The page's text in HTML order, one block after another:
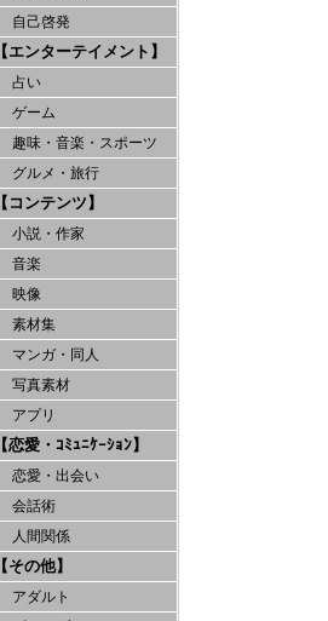
自己啓発
【エンターテイメント】
占い
ゲーム
趣味・音楽・スポーツ
グルメ・旅行
【コンテンツ】
小説・作家
音楽
映像
素材集
マンガ・同人
写真素材
アプリ
【恋愛・ｺﾐｭﾆｹｰｼｮﾝ】
恋愛・出会い
会話術
人間関係
【その他】
アダルト